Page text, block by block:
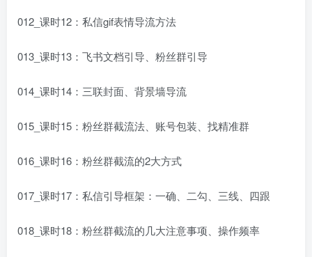
012_课时12：私信gif表情导流方法
013_课时13：飞书文档引导、粉丝群引导
014_课时14：三联封面、背景墙导流
015_课时15：粉丝群截流法、账号包装、找精准群
016_课时16：粉丝群截流的2大方式
017_课时17：私信引导框架：一确、二勾、三线、四跟
018_课时18：粉丝群截流的几大注意事项、操作频率